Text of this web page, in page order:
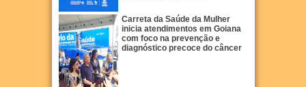
Carreta da Saúde da Mulher
inicia atendimentos em Goiana
com foco na prevenção e
diagnóstico precoce do câncer